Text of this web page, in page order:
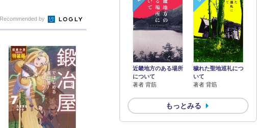
近畿地方のある場所
について
著者 背筋
穢れた聖地巡礼につ
いて
著者 背筋
もっとみる
Recommended by